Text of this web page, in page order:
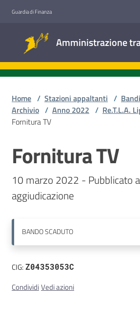
Guardia di Finanza
Amministrazione
trasparente
Stazioni
appaltanti
Contatti
Home / Stazioni appaltanti /
Archivio / Anno 2022 / Re.T.L.A.
Fornitura TV
Salta al contenuto
Fornitura TV
10 marzo 2022 - Pubblicato
aggiudicazione
BANDOSCADUTO
CIG:Z04353053C
CondividiVedi azioni